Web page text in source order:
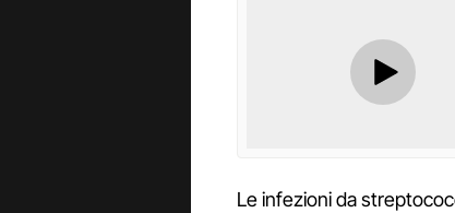
Le infezioni da